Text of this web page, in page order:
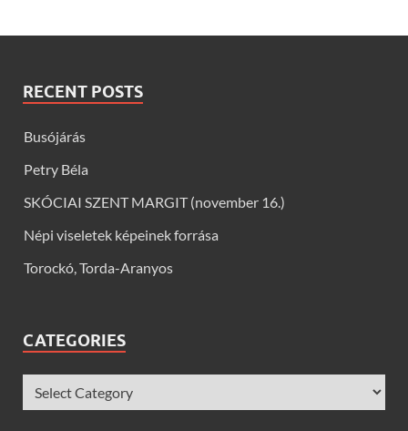
RECENT POSTS
Busójárás
Petry Béla
SKÓCIAI SZENT MARGIT (november 16.)
Népi viseletek képeinek forrása
Torockó, Torda-Aranyos
CATEGORIES